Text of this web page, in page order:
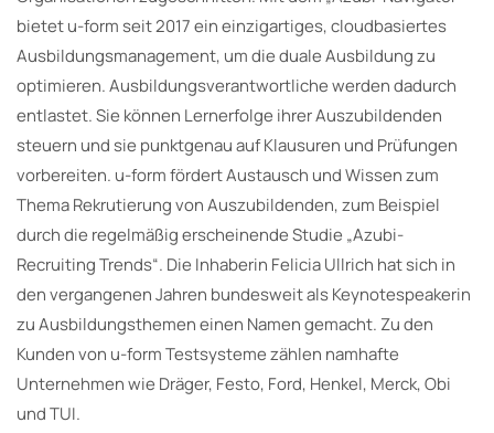
bietet u-form seit 2017 ein einzigartiges, cloudbasiertes
Ausbildungsmanagement, um die duale Ausbildung zu
optimieren. Ausbildungsverantwortliche werden dadurch
entlastet. Sie können Lernerfolge ihrer Auszubildenden
steuern und sie punktgenau auf Klausuren und Prüfungen
vorbereiten. u-form fördert Austausch und Wissen zum
Thema Rekrutierung von Auszubildenden, zum Beispiel
durch die regelmäßig erscheinende Studie „Azubi-
Recruiting Trends“. Die Inhaberin Felicia Ullrich hat sich in
den vergangenen Jahren bundesweit als Keynotespeakerin
zu Ausbildungsthemen einen Namen gemacht. Zu den
Kunden von u-form Testsysteme zählen namhafte
Unternehmen wie Dräger, Festo, Ford, Henkel, Merck, Obi
und TUI.